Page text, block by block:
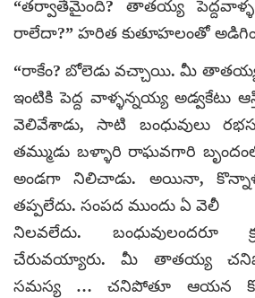
“తర్వాతేమైంది? తాతయ్య పెద్దవాళ్ళ
రాలేదా?” హరిత కుతూహలంతో
“రాకేం? బోలెడు వచ్చాయి. మీ
ఇంటికి పెద్ద వాళ్ళన్నయ్య అడ్వకేటు
వెలివేశాడు, సాటి బంధువులు
తమ్ముడు బళ్ళారి రాఘవగారి
అండగా నిలిచాడు. అయినా,
తప్పలేదు. సంపద ముందు ఏ వెలీ
నిలవలేదు. బంధువులందరూ
చేరువయ్యారు. మీ తాతయ్య
సమస్య … చనిపోతూ ఆయన